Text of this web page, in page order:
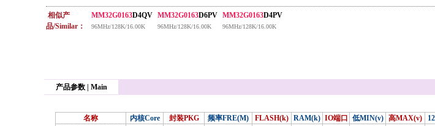
相似产
品/Similar：
MM32G0163D4QV
96MHz/128K/16.00K
MM32G0163D6PV
96MHz/128K/16.00K
MM32G0163D4PV
96MHz/128K/16.00K
产品参数 | Main
名称 内核Core 封装PKG 频率FRE(M) FLASH(k) RAM(k) IO端口 低MIN(v) 高MAX(v)